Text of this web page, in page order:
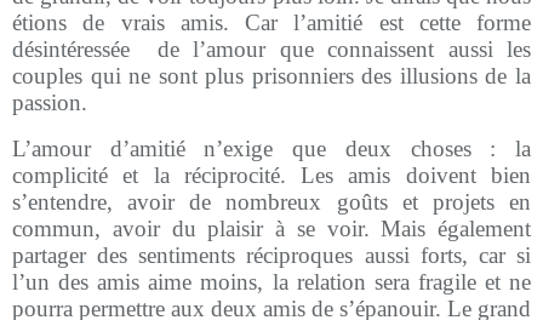
étions de vrais amis. Car l’amitié est cette forme
désintéressée
de l’amour que connaissent aussi les
couples qui ne sont plus prisonniers des illusions de la
passion.
L’amour d’amitié n’exige que deux choses : la
complicité et la réciprocité. Les amis doivent bien
s’entendre, avoir de nombreux goûts et projets en
commun, avoir du plaisir à se voir. Mais également
partager des sentiments réciproques aussi forts, car si
l’un des amis aime moins, la relation sera fragile et ne
pourra permettre aux deux amis de s’épanouir. Le grand